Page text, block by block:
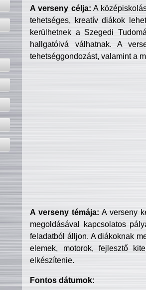
A verseny célja: A
tehetséges, kreatív diákok
kerülhetnek a Szegedi
hallgatóivá válhatnak. A
tehetséggondozást, valamint a
A verseny témája: A verseny
megoldásával kapcsolatos
feladatból álljon. A diákoknak
elemek, motorok, fejlesztő
elkészítenie.
Fontos dátumok: